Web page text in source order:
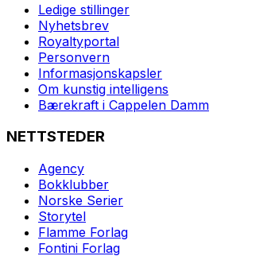
Ledige stillinger
Nyhetsbrev
Royaltyportal
Personvern
Informasjonskapsler
Om kunstig intelligens
Bærekraft i Cappelen Damm
NETTSTEDER
Agency
Bokklubber
Norske Serier
Storytel
Flamme Forlag
Fontini Forlag